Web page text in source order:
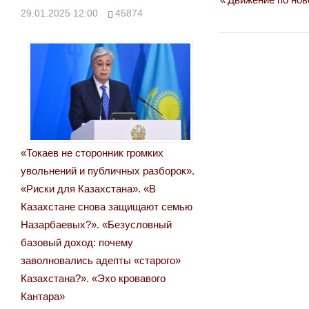
Навигация
по
29.01.2025 12:00 45874
«Токаев не сторонник громких
увольнений и публичных разборок».
«Риски для Казахстана». «В
Казахстане снова защищают семью
Назарбаевых?». «Безусловный
базовый доход: почему
заволновались адепты «старого»
Казахстана?». «Эхо кровавого
Кантара»